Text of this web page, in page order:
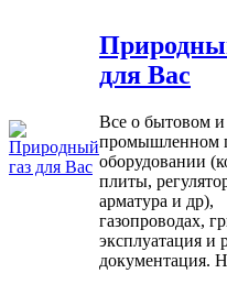
для Вас
Все о бытовом и
промышленном
оборудовании
плиты,
арматура и др),
газопроводах,
эксплуатация и
документация.